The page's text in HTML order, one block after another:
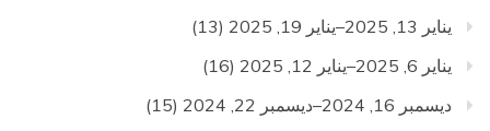
يناير 13, 2025–يناير 19, 2025
(13)
يناير 6, 2025–يناير 12, 2025
(16)
ديسمبر 16, 2024–ديسمبر 22, 2024
(15)